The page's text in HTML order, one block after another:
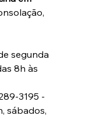
segunda
8h às
3195 -
sábados,